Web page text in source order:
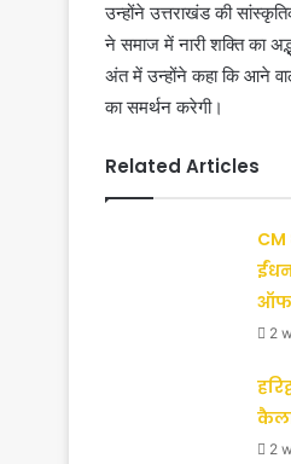
उन्होंने उत्तराखंड की
ने समाज में नारी शक्ति का
अंत में उन्होंने कहा कि आने
का समर्थन करेगी।
Related Articles
CM
ऑफ
2
2